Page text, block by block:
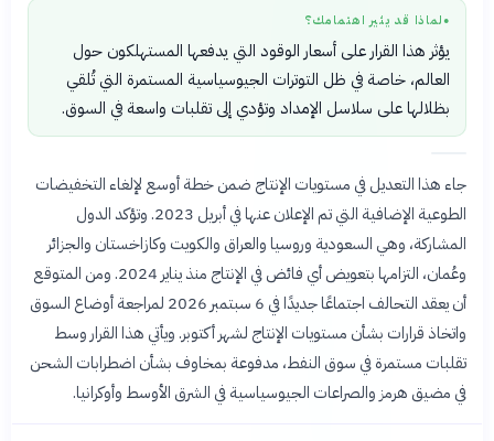
● لماذا قد يثير اهتمامك؟
يؤثر هذا القرار على أسعار الوقود التي يدفعها المستهلكون حول
العالم، خاصة في ظل التوترات الجيوسياسية المستمرة التي تُلقي
بظلالها على سلاسل الإمداد وتؤدي إلى تقلبات واسعة في السوق.
جاء هذا التعديل في مستويات الإنتاج ضمن خطة أوسع لإلغاء التخفيضات
الطوعية الإضافية التي تم الإعلان عنها في أبريل 2023. وتؤكد الدول
المشاركة، وهي السعودية وروسيا والعراق والكويت وكازاخستان والجزائر
وعُمان، التزامها بتعويض أي فائض في الإنتاج منذ يناير 2024. ومن المتوقع
أن يعقد التحالف اجتماعًا جديدًا في 6 سبتمبر 2026 لمراجعة أوضاع السوق
واتخاذ قرارات بشأن مستويات الإنتاج لشهر أكتوبر. ويأتي هذا القرار وسط
تقلبات مستمرة في سوق النفط، مدفوعة بمخاوف بشأن اضطرابات الشحن
في مضيق هرمز والصراعات الجيوسياسية في الشرق الأوسط وأوكرانيا.